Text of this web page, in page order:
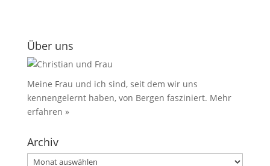
Über uns
Meine Frau und ich sind, seit dem wir uns
kennengelernt haben, von Bergen fasziniert. Mehr
erfahren »
Archiv
Archiv